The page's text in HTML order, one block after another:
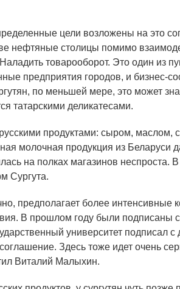
цели возложены на это
нефтяные столицы помимо
товарооборот. Это один из
предприятия городов, и бизнес-
по меньшей мере, это может
татарскими деликатесами.
продуктами: сыром, маслом,
молочная продукция из Беларуси
на полках магазинов неспроста.
Сургута.
предполагает более интенсивные
В прошлом году были подписаны
университет подписал с
Здесь тоже идет очень
Виталий Малыхин.